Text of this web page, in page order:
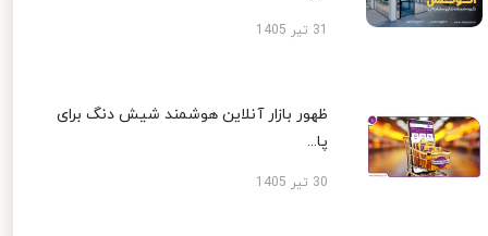
ظهور بازار آنلاین هوشمند شیش دنگ برای
پا...
30 تیر 1405